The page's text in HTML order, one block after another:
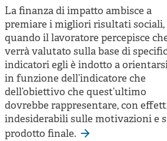
La finanza di impatto ambisce a
premiare i migliori risultati sociali,
quando il lavoratore percepisce
verrà valutato sulla base di
indicatori egli è indotto a
in funzione dell’indicatore che
dell’obiettivo che quest’ultimo
dovrebbe rappresentare, con
indesiderabili sulle motivazioni e
prodotto finale.